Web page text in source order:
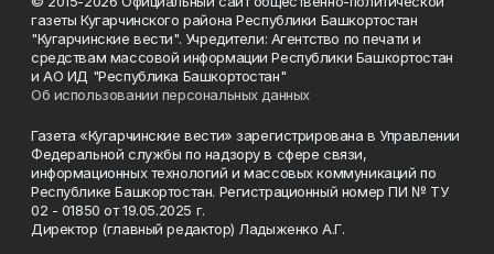
газеты Кугарчинского района Республики Башкортостан
"Кугарчинские вести". Учредители: Агентство по печати и
средствам массовой информации Республики Башкортостан
и АО ИД "Республика Башкортостан"
Об использовании персональных данных
Газета «Кугарчинские вести» зарегистрирована в Управлении
Федеральной службы по надзору в сфере связи,
информационных технологий и массовых коммуникаций по
Республике Башкортостан. Регистрационный номер ПИ № ТУ
02 - 01850 от 19.05.2025 г.
Директор (главный редактор) Ладыженко А.Г.